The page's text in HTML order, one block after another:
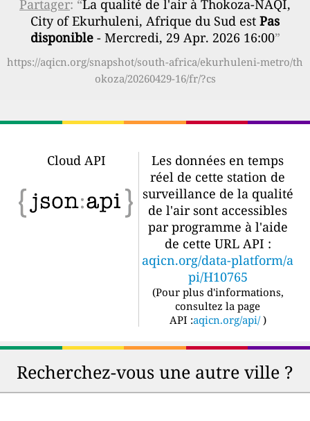
Partager: “La qualité de l'air à Thokoza-NAQI,
City of Ekurhuleni, Afrique du Sud est Pas
disponible- Mercredi, 29 Apr. 2026 16:00”
https://aqicn.org/snapshot/south-africa/ekurhuleni-metro/th
okoza/20260429-16/fr/?cs
Cloud API
Les données en temps
réel de cette station de
surveillance de la qualité
de l'air sont accessibles
par programme à l'aide
de cette URL API :
aqicn.org/data-platform/a
pi/H10765
(Pour plus d'informations,
consultez la page
API :aqicn.org/api/ )
Recherchez-vous une autre ville ?